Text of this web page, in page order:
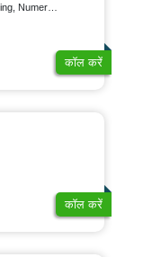
कॉल करें
कॉल करें